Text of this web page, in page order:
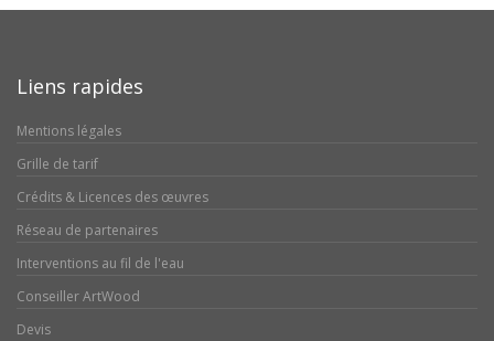
Liens rapides
Mentions légales
Grille de tarif
Crédits & Licences des œuvres
Réseau de partenaires
Interventions au fil de l'eau
Conseiller ArtWood
Devis